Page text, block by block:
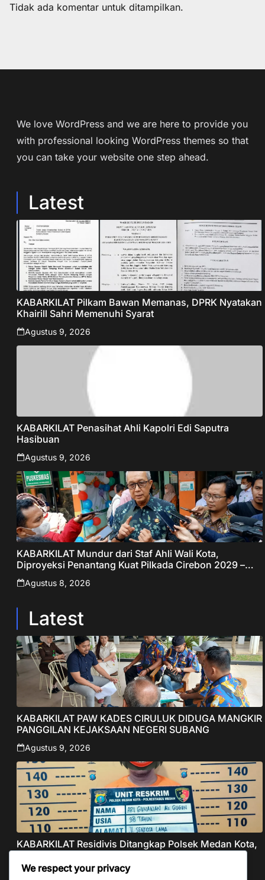
Tidak ada komentar untuk ditampilkan.
We love WordPress and we are here to provide you
with professional looking WordPress themes so that
you can take your website one step ahead.
Latest
KABARKILAT Pilkam Bawan Memanas, DPRK Nyatakan
Khairill Sahri Memenuhi Syarat
Agustus 9, 2026
KABARKILAT Penasihat Ahli Kapolri Edi Saputra
Hasibuan
Agustus 9, 2026
KABARKILAT Mundur dari Staf Ahli Wali Kota,
Diproyeksi Penantang Kuat Pilkada Cirebon 2029 –
Jabar Publisher
Agustus 8, 2026
Latest
KABARKILAT PAW KADES CIRULUK DIDUGA MANGKIR
PANGGILAN KEJAKSAAN NEGERI SUBANG
Agustus 9, 2026
KABARKILAT Residivis Ditangkap Polsek Medan Kota,
Agustus 8, 2026
We respect your privacy